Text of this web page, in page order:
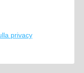
privacy